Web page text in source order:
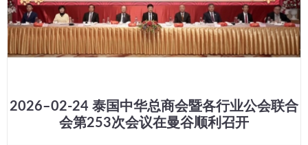
2026–02-24 泰国中华总商会暨各行业公会联合
会第253次会议在曼谷顺利召开